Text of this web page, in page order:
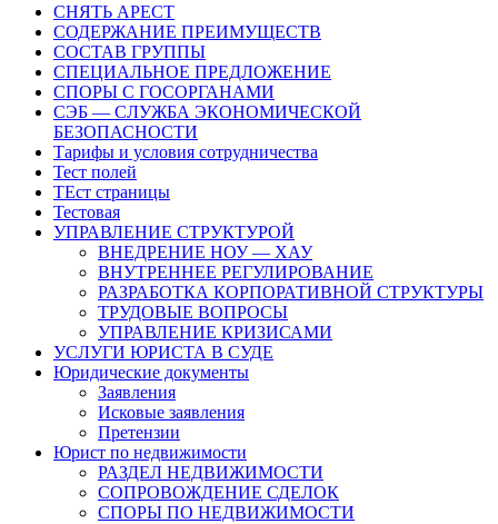
СНЯТЬ АРЕСТ
СОДЕРЖАНИЕ ПРЕИМУЩЕСТВ
СОСТАВ ГРУППЫ
СПЕЦИАЛЬНОЕ ПРЕДЛОЖЕНИЕ
СПОРЫ С ГОСОРГАНАМИ
СЭБ — СЛУЖБА ЭКОНОМИЧЕСКОЙ
БЕЗОПАСНОСТИ
Тарифы и условия сотрудничества
Тест полей
ТЕст страницы
Тестовая
УПРАВЛЕНИЕ СТРУКТУРОЙ
ВНЕДРЕНИЕ НОУ — ХАУ
ВНУТРЕННЕЕ РЕГУЛИРОВАНИЕ
РАЗРАБОТКА КОРПОРАТИВНОЙ СТРУКТУРЫ
ТРУДОВЫЕ ВОПРОСЫ
УПРАВЛЕНИЕ КРИЗИСАМИ
УСЛУГИ ЮРИСТА В СУДЕ
Юридические документы
Заявления
Исковые заявления
Претензии
Юрист по недвижимости
РАЗДЕЛ НЕДВИЖИМОСТИ
СОПРОВОЖДЕНИЕ СДЕЛОК
СПОРЫ ПО НЕДВИЖИМОСТИ